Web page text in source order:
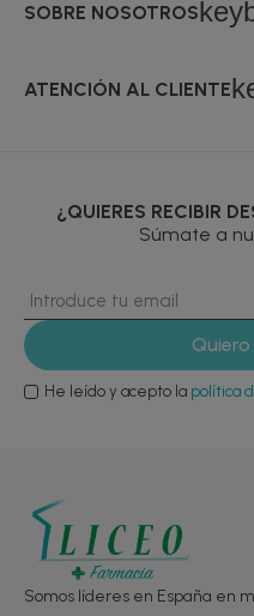
SOBRE NOSOTROS
ATENCIÓN AL CLIENTE
¿QUIERES RECIBIR
Súmate a
He leído y acepto la política
Somos líderes en España en